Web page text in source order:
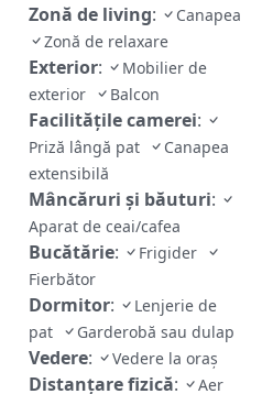
Zonă de living:
Canapea
Zonă de relaxare
Exterior:
Mobilier de
exterior
Balcon
Facilităţile camerei:
Priză lângă pat
Canapea
extensibilă
Mâncăruri și băuturi:
Aparat de ceai/cafea
Bucătărie:
Frigider
Fierbător
Dormitor:
Lenjerie de
pat
Garderobă sau dulap
Vedere: Vedere la oraș
Distanțare fizică:
Aer